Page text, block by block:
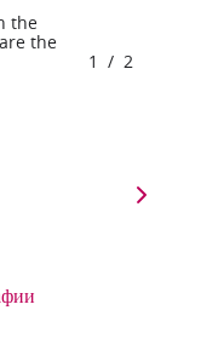
the
the
1 / 2